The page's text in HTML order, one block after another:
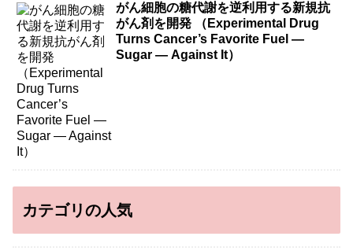
がん細胞の糖代謝を逆利用する新規抗
がん剤を開発 （Experimental Drug
Turns Cancer’s Favorite Fuel —
Sugar — Against It）
カテゴリの人気